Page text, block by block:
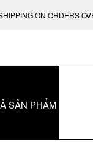
ON ORDERS
SẢN PHẨM